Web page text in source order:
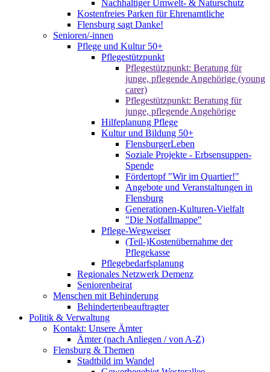
Nachhaltiger Umwelt- & Naturschutz
Kostenfreies Parken für Ehrenamtliche
Flensburg sagt Danke!
Senioren/-innen
Pflege und Kultur 50+
Pflegestützpunkt
Pflegestützpunkt: Beratung für
junge, pflegende Angehörige (young
carer)
Pflegestützpunkt: Beratung für
junge, pflegende Angehörige
Hilfeplanung Pflege
Kultur und Bildung 50+
FlensburgerLeben
Soziale Projekte - Erbsensuppen-
Spende
Fördertopf "Wir im Quartier!"
Angebote und Veranstaltungen in
Flensburg
Generationen-Kulturen-Vielfalt
"Die Notfallmappe"
Pflege-Wegweiser
(Teil-)Kostenübernahme der
Pflegekasse
Pflegebedarfsplanung
Regionales Netzwerk Demenz
Seniorenbeirat
Menschen mit Behinderung
Behindertenbeauftragter
Politik & Verwaltung
Kontakt: Unsere Ämter
Ämter (nach Anliegen / von A-Z)
Flensburg & Themen
Stadtbild im Wandel